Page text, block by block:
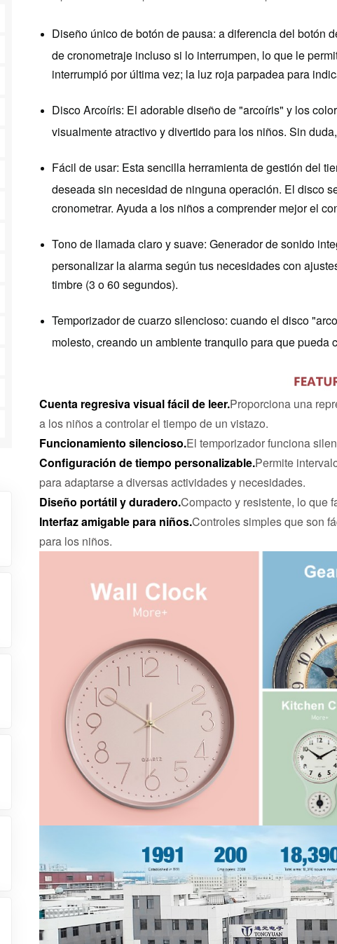
Diseño único de botón de pausa: a diferencia del botón
de cronometraje incluso si lo interrumpen, lo que le
interrumpió por última vez; la luz roja parpadea para
Disco Arcoíris: El adorable diseño de "arcoíris" y los
visualmente atractivo y divertido para los niños. Sin
Fácil de usar: Esta sencilla herramienta de gestión del
deseada sin necesidad de ninguna operación. El disco
cronometrar. Ayuda a los niños a comprender mejor el
Tono de llamada claro y suave: Generador de sonido
personalizar la alarma según tus necesidades con
timbre (3 o 60 segundos).
Temporizador de cuarzo silencioso: cuando el disco
molesto, creando un ambiente tranquilo para que pueda
Cuenta regresiva visual fácil de leer.Proporciona una
a los niños a controlar el tiempo de un vistazo.
Funcionamiento silencioso.El temporizador funciona
Configuración de tiempo personalizable.Permite
para adaptarse a diversas actividades y necesidades.
Diseño portátil y duradero.Compacto y resistente, lo que
Interfaz amigable para niños.Controles simples que son
para los niños.